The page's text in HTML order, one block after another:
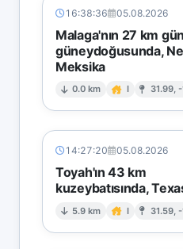
16:38:36 05.08.2026
Malaga'nın 27 km
güneydoğusunda,
Meksika
0.0 km I 31.99,
14:27:20 05.08.2026
Toyah'ın 43 km
kuzeybatısında,
5.9 km I 31.59,